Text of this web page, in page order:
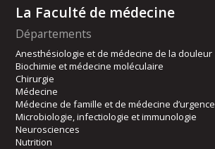
La Faculté de médecine
Départements
Anesthésiologie et de médecine de la douleur
Biochimie et médecine moléculaire
Chirurgie
Médecine
Médecine de famille et de médecine d’urgence
Microbiologie, infectiologie et immunologie
Neurosciences
Nutrition